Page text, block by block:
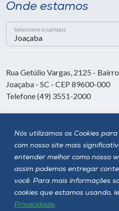
Nós utilizamos os Cookies
com nosso site mais
entender melhor como nosso
assim podemos entregar
você. Para mais informações
cookies que estamos usando,
Privacidade.
Onde estamos
Selecione o campus
Rua Getúlio Vargas, 2125 -
Joaçaba - SC - CEP 89600-000
Telefone (49) 3551-2000
Siga a Unoesc